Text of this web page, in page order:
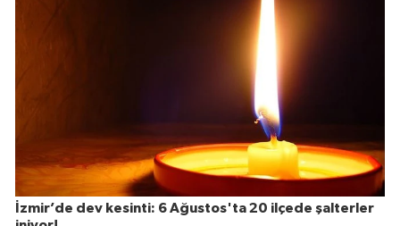
İzmir’de dev kesinti: 6 Ağustos'ta 20 ilçede şalterler